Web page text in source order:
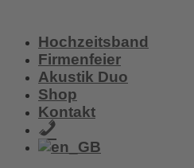
wechselnHochzeitsband
Firmenfeier
Akustik Duo
Shop
Kontakt
/